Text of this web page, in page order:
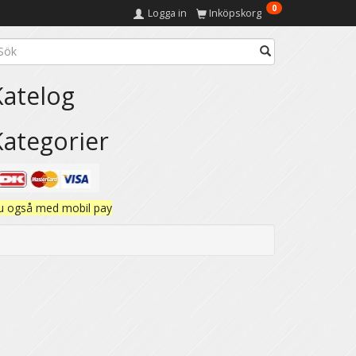
Inköpskorg 0
Logga in
også med mobil pay